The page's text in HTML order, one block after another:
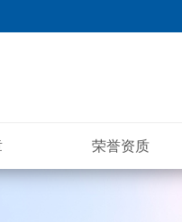
荣誉资质